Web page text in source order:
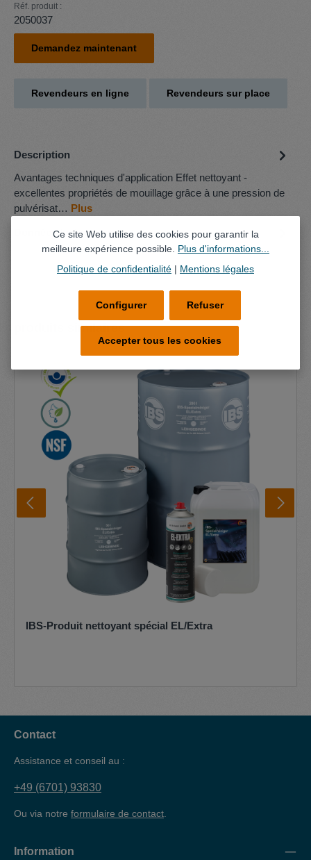
Réf. produit :
2050037
Demandez maintenant
Revendeurs en ligne Revendeurs sur place
Description
Avantages techniques d'application Effet nettoyant -
excellentes propriétés de mouillage grâce à une pression de
pulvérisat… Plus
Données techniques
Ignorer la galerie de produits
produits similaires
IBS-Produit nettoyant spécial EL/Extra
Contact
Assistance et conseil au :
+49 (6701) 93830
Ou via notre formulaire de contact
Information
Ce site Web utilise des cookies pour garantir la
meilleure expérience possible. Plus d'informations...
Politique de confidentialité | Mentions légales
Refuser
Configurer
Accepter tous les cookies